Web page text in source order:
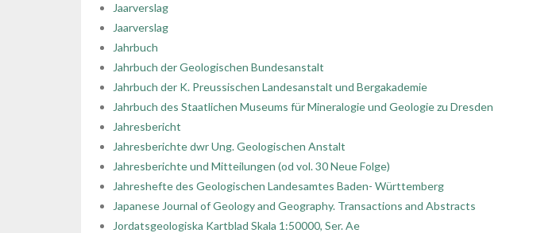
Jaarverslag
Jaarverslag
Jahrbuch
Jahrbuch der Geologischen Bundesanstalt
Jahrbuch der K. Preussischen Landesanstalt und Bergakademie
Jahrbuch des Staatlichen Museums für Mineralogie und Geologie zu Dresden
Jahresbericht
Jahresberichte dwr Ung. Geologischen Anstalt
Jahresberichte und Mitteilungen (od vol. 30 Neue Folge)
Jahreshefte des Geologischen Landesamtes Baden- Württemberg
Japanese Journal of Geology and Geography. Transactions and Abstracts
Jordatsgeologiska Kartblad Skala 1:50000, Ser. Ae